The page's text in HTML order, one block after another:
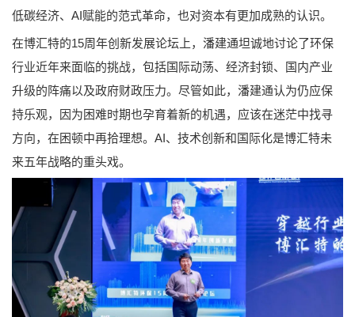
低碳经济、AI赋能的范式革命，也对资本有更加成熟的认识。
在博汇特的15周年创新发展论坛上，潘建通坦诚地讨论了环保
行业近年来面临的挑战，包括国际动荡、经济封锁、国内产业
升级的阵痛以及政府财政压力。尽管如此，潘建通认为仍应保
持乐观，因为困难时期也孕育着新的机遇，应该在迷茫中找寻
方向，在困顿中再拾理想。AI、技术创新和国际化是博汇特未
来五年战略的重头戏。